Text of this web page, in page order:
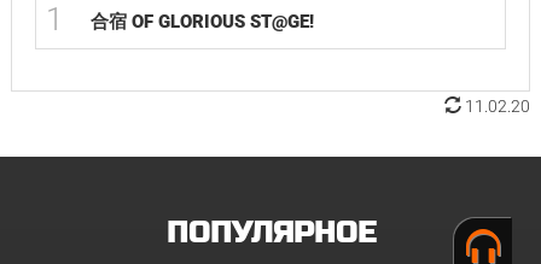
1 合宿 OF GLORIOUS ST@GE!
11.02.20
ПОПУЛЯРНОЕ